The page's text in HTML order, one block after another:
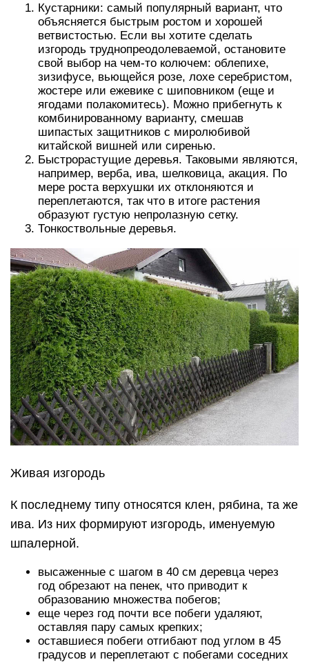
Кустарники: самый популярный вариант, что
объясняется быстрым ростом и хорошей
ветвистостью. Если вы хотите сделать
изгородь труднопреодолеваемой, остановите
свой выбор на чем-то колючем: облепихе,
зизифусе, вьющейся розе, лохе серебристом,
жостере или ежевике с шиповником (еще и
ягодами полакомитесь). Можно прибегнуть к
комбинированному варианту, смешав
шипастых защитников с миролюбивой
китайской вишней или сиренью.
Быстрорастущие деревья. Таковыми являются,
например, верба, ива, шелковица, акация. По
мере роста верхушки их отклоняются и
переплетаются, так что в итоге растения
образуют густую непролазную сетку.
Тонкоствольные деревья.
Живая изгородь
К последнему типу относятся клен, рябина, та же
ива. Из них формируют изгородь, именуемую
шпалерной.
высаженные с шагом в 40 см деревца через
год обрезают на пенек, что приводит к
образованию множества побегов;
еще через год почти все побеги удаляют,
оставляя пару самых крепких;
оставшиеся побеги отгибают под углом в 45
градусов и переплетают с побегами соседних